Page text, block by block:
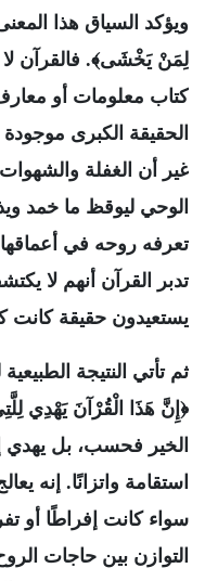
ويؤكد السياق هذا
لِمَنْ يَخْشَى﴾. فالقرآن
كتاب معلومات أو
الحقيقة الكبرى
غير أن الغفلة
الوحي ليوقظ ما خمد
تعرفه روحه في
تدبر القرآن أنهم لا
يستعيدون حقيقة كانت
ثم تأتي النتيجة
﴿إِنَّ هَذَا الْقُرْآنَ يَهْدِي
الخير فحسب، بل يهدي
استقامة واتزانًا. إنه
سواء كانت إفراطًا أو
التوازن بين حاجات